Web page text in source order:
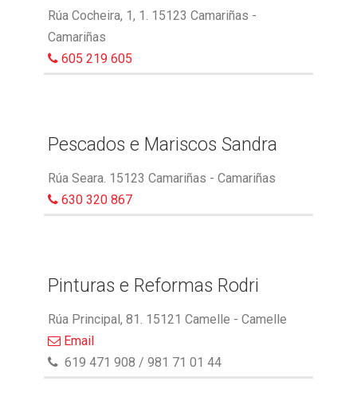
Rúa Cocheira, 1, 1. 15123 Camariñas -
Camariñas
605 219 605
Pescados e Mariscos Sandra
Rúa Seara. 15123 Camariñas - Camariñas
630 320 867
Pinturas e Reformas Rodri
Rúa Principal, 81. 15121 Camelle - Camelle
Email
619 471 908 / 981 71 01 44